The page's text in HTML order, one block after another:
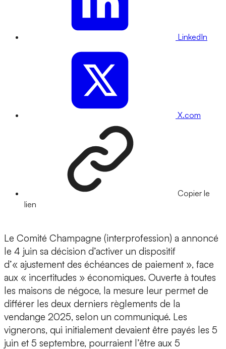
LinkedIn
X.com
Copier le
lien
Le Comité Champagne (interprofession) a annoncé
le 4 juin sa décision d’activer un dispositif
d’« ajustement des échéances de paiement », face
aux « incertitudes » économiques. Ouverte à toutes
les maisons de négoce, la mesure leur permet de
différer les deux derniers règlements de la
vendange 2025, selon un communiqué. Les
vignerons, qui initialement devaient être payés les 5
juin et 5 septembre, pourraient l’être aux 5